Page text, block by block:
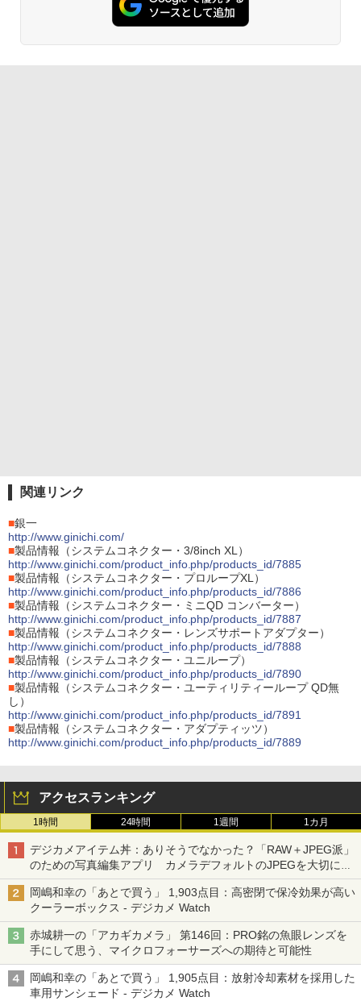
関連リンク
■銀一
http://www.ginichi.com/
■製品情報（システムコネクター・3/8inch XL）
http://www.ginichi.com/product_info.php/products_id/7885
■製品情報（システムコネクター・プロループXL）
http://www.ginichi.com/product_info.php/products_id/7886
■製品情報（システムコネクター・ミニQD コンバーター）
http://www.ginichi.com/product_info.php/products_id/7887
■製品情報（システムコネクター・レンズサポートアダプター）
http://www.ginichi.com/product_info.php/products_id/7888
■製品情報（システムコネクター・ユニループ）
http://www.ginichi.com/product_info.php/products_id/7890
■製品情報（システムコネクター・ユーティリティーループ QD無
し）
http://www.ginichi.com/product_info.php/products_id/7891
■製品情報（システムコネクター・アダプティッツ）
http://www.ginichi.com/product_info.php/products_id/7889
アクセスランキング
1時間 24時間 1週間 1カ月
デジカメアイテム丼：ありそうでなかった？「RAW＋JPEG派」
のための写真編集アプリ カメラデフォルトのJPEGを大切にす
る「Filmator」
岡嶋和幸の「あとで買う」 1,903点目：高密閉で保冷効果が高い
クーラーボックス - デジカメ Watch
赤城耕一の「アカギカメラ」 第146回：PRO銘の魚眼レンズを
手にして思う、マイクロフォーサーズへの期待と可能性
岡嶋和幸の「あとで買う」 1,905点目：放射冷却素材を採用した
車用サンシェード - デジカメ Watch